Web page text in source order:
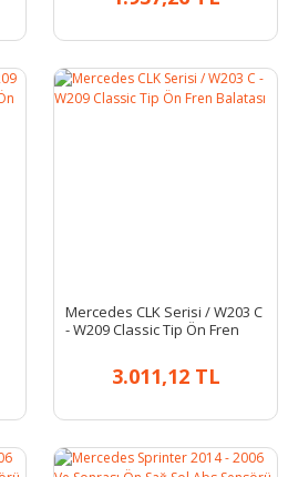
Mercedes CLK Serisi / W203 C
- W209 Classic Tip Ön Fren
3.011,12 TL